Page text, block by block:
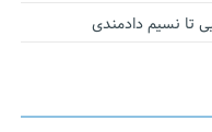
تا نسیم دادمندی